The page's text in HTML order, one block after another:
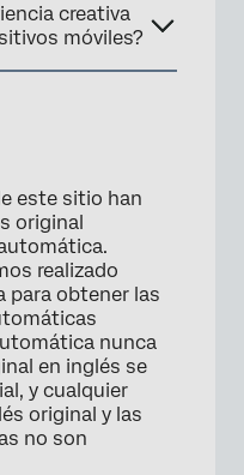
×
creativa
móviles?
este sitio han
original
realizado
para obtener las
nunca
en inglés se
y cualquier
original y las
no son